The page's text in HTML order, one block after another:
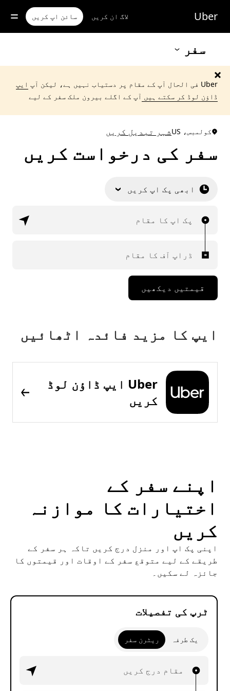
مواد
جائیں
Uber لاگ ان کریں سائن اپ کریں
سفر
Uber فی الحال آپ کے مقام پر دستیاب نہیں ہے، لیکن آپ
ایپ
ڈاؤن لوڈ کر سکتے ہیں آپ کے اگلے بیرون ملک سفر کے لیے
کولمبس، US شہر تبدیل کریں
سفر کی درخواست کریں
ابھی پک اپ کریں
پک اپ کا مقام
ڈراپ آف کا مقام
قیمتیں دیکھیں
ایپ کا مزید فائدہ اٹھائیں
Uber ایپ ڈاؤن لوڈ
کریں
اپنے سفر کے
اختیارات کا موازنہ
کریں
اپنی پک اپ اور منزل درج کریں تاکہ ہر سفر کے
طریقے کے لیے متوقع سفر کے اوقات اور قیمتوں کا
جائزہ لے سکیں۔
ٹرپ کی تفصیلات
یک طرفہ ریٹرن سفر
مقام درج کریں